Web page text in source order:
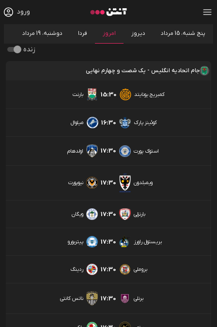
ورود
پنج شنبه، 15 مرداد دیروز امروز فردا دوشنبه، 19 مرداد
زنده
جام اتحادیه انگلیس - یک شصت و چهارم نهایی
کمبریج یونایتد 15:30 بارنت
کوئینز پارک 16:30 میلوال
استوک پورت 17:30 اولدهام
ویمبلدون 17:30 نیوپورت
بارنزلی 17:30 ویگان
بریستول راورز 17:30 پیتربورو
بروملی 17:30 ردینگ
برنلی 17:30 ناتس کانتی